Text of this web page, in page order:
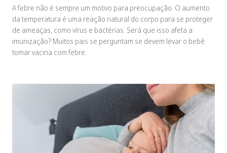
A febre não é sempre um motivo para preocupação. O aumento
da temperatura é uma reação natural do corpo para se proteger
de ameaças, como vírus e bactérias. Será que isso afeta a
imunização? Muitos pais se perguntam se devem levar o bebê
tomar vacina com febre.